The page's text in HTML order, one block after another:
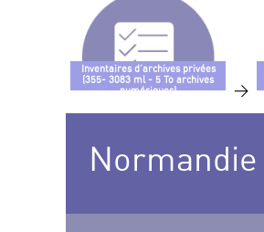
Inventaires d’archives privées
(355- 3083 ml - 5 To archives
numériques)
>
Normandie